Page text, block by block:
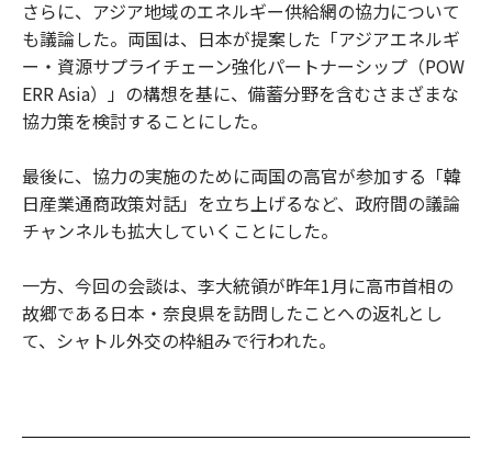
さらに、アジア地域のエネルギー供給網の協力について
も議論した。両国は、日本が提案した「アジアエネルギ
ー・資源サプライチェーン強化パートナーシップ（POW
ERR Asia）」の構想を基に、備蓄分野を含むさまざまな
協力策を検討することにした。
最後に、協力の実施のために両国の高官が参加する「韓
日産業通商政策対話」を立ち上げるなど、政府間の議論
チャンネルも拡大していくことにした。
一方、今回の会談は、李大統領が昨年1月に高市首相の
故郷である日本・奈良県を訪問したことへの返礼とし
て、シャトル外交の枠組みで行われた。